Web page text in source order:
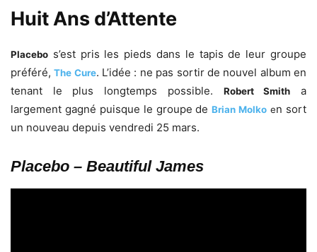
Huit Ans d’Attente
Placebo s’est pris les pieds dans le tapis de leur groupe
préféré,The Cure. L’idée : ne pas sortir de nouvel album en
tenant le plus longtemps possible.
Robert Smith
a
largement gagné puisque le groupe deBrian Molko en sort
un nouveau depuis vendredi 25 mars.
Placebo – Beautiful James